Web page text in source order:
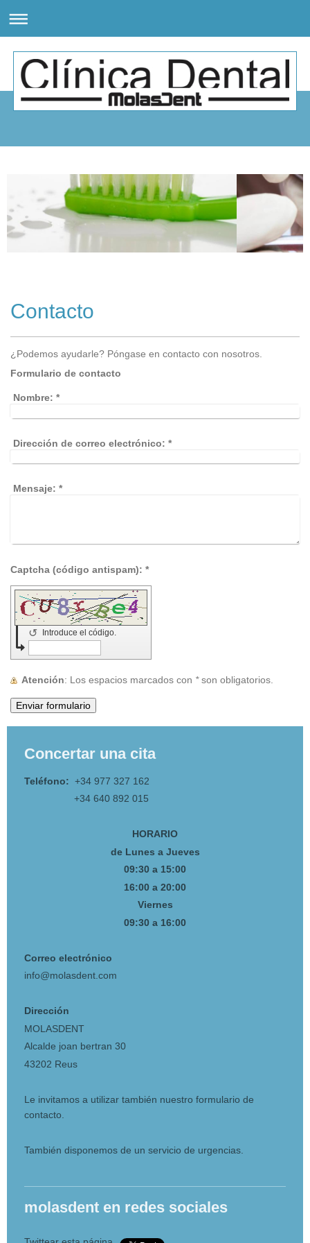
Contacto
¿Podemos ayudarle? Póngase en contacto con nosotros.
Formulario de contacto
Nombre: *
Dirección de correo electrónico: *
Mensaje: *
Captcha (código antispam): *
Introduce el código.
↺
Atención : Los espacios marcados con *son obligatorios.
Concertar una cita
Teléfono: +34 977 327 162
+34 640 892 015
HORARIO
de Lunes a Jueves
09:30 a 15:00
16:00 a 20:00
Viernes
09:30 a 16:00
Correo electrónico
info@molasdent.com
Dirección
MOLASDENT
Alcalde joan bertran 30
43202 Reus
Le invitamos a utilizar también nuestro formulario de
contacto.
También disponemos de un servicio de urgencias.
molasdent en redes sociales